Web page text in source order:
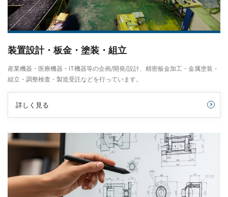
装置設計・板金・塗装・組立
産業機器・医療機器・IT機器等の企画/開発/設計、精密板金加工・金属塗装・
組立・調整検査・製造受託などを行っています。
詳しく見る